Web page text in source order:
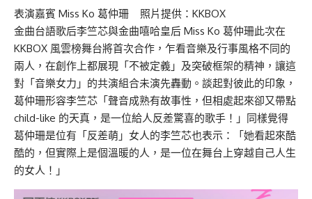
表演嘉賓 Miss Ko 葛仲珊 照片提供：KKBOX
金曲台語歌后李竺芯與金曲嘻哈皇后 Miss Ko 葛仲珊此次在
KKBOX 風雲榜舞台將首次合作，乍看音樂及行事風格不同的
兩人，在創作上都展現「不被定義」及突破框架的精神，讓這
對「音樂女力」的共演組合未演先轟動。談起對彼此的印象，
葛仲珊形容李竺芯「聲音成熟有故事性，但相處起來卻又帶點
child-like 的天真，是一位給人反差驚喜的歌手！」同樣覺得
葛仲珊是位有「反差萌」女人的李竺芯也表示：「她看起來酷
酷的，但實際上是個溫暖的人，是一位在舞台上穿越自己人生
的女人！」